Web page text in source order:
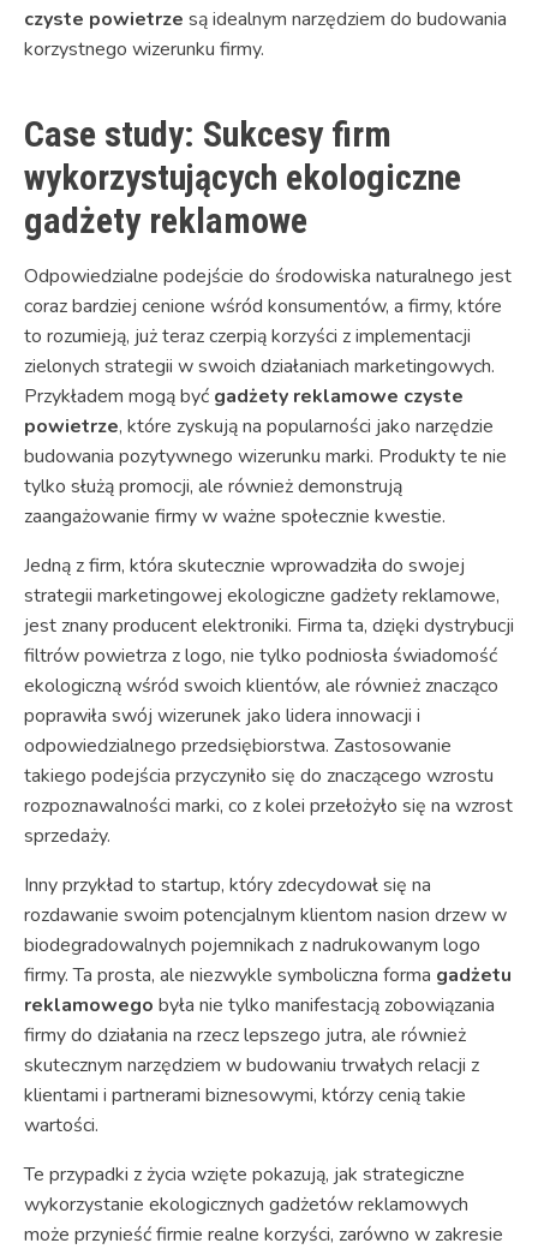
czyste powietrze są idealnym narzędziem do budowania
korzystnego wizerunku firmy.
Case study: Sukcesy firm
wykorzystujących ekologiczne
gadżety reklamowe
Odpowiedzialne podejście do środowiska naturalnego jest
coraz bardziej cenione wśród konsumentów, a firmy, które
to rozumieją, już teraz czerpią korzyści z implementacji
zielonych strategii w swoich działaniach marketingowych.
Przykładem mogą być gadżety reklamowe czyste
powietrze, które zyskują na popularności jako narzędzie
budowania pozytywnego wizerunku marki. Produkty te nie
tylko służą promocji, ale również demonstrują
zaangażowanie firmy w ważne społecznie kwestie.
Jedną z firm, która skutecznie wprowadziła do swojej
strategii marketingowej ekologiczne gadżety reklamowe,
jest znany producent elektroniki. Firma ta, dzięki dystrybucji
filtrów powietrza z logo, nie tylko podniosła świadomość
ekologiczną wśród swoich klientów, ale również znacząco
poprawiła swój wizerunek jako lidera innowacji i
odpowiedzialnego przedsiębiorstwa. Zastosowanie
takiego podejścia przyczyniło się do znaczącego wzrostu
rozpoznawalności marki, co z kolei przełożyło się na wzrost
sprzedaży.
Inny przykład to startup, który zdecydował się na
rozdawanie swoim potencjalnym klientom nasion drzew w
biodegradowalnych pojemnikach z nadrukowanym logo
firmy. Ta prosta, ale niezwykle symboliczna forma gadżetu
reklamowego była nie tylko manifestacją zobowiązania
firmy do działania na rzecz lepszego jutra, ale również
skutecznym narzędziem w budowaniu trwałych relacji z
klientami i partnerami biznesowymi, którzy cenią takie
wartości.
Te przypadki z życia wzięte pokazują, jak strategiczne
wykorzystanie ekologicznych gadżetów reklamowych
może przynieść firmie realne korzyści, zarówno w zakresie